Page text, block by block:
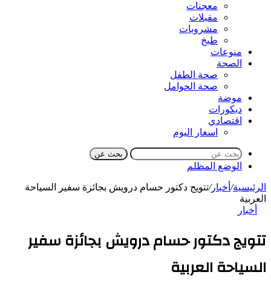
معجنات
مقبلات
مشروبات
طبخ
منوعات
الصحة
صحة الطفل
صحة الحوامل
موضة
ديكورات
اقتصادي
اسعار اليوم
بحث عن
الوضع المظلم
الرئيسية/ أخبار/تتويج دكتور حسام درويش بجائزة سفير السياحة
العربية
أخبار
تتويج دكتور حسام درويش بجائزة سفير
السياحة العربية